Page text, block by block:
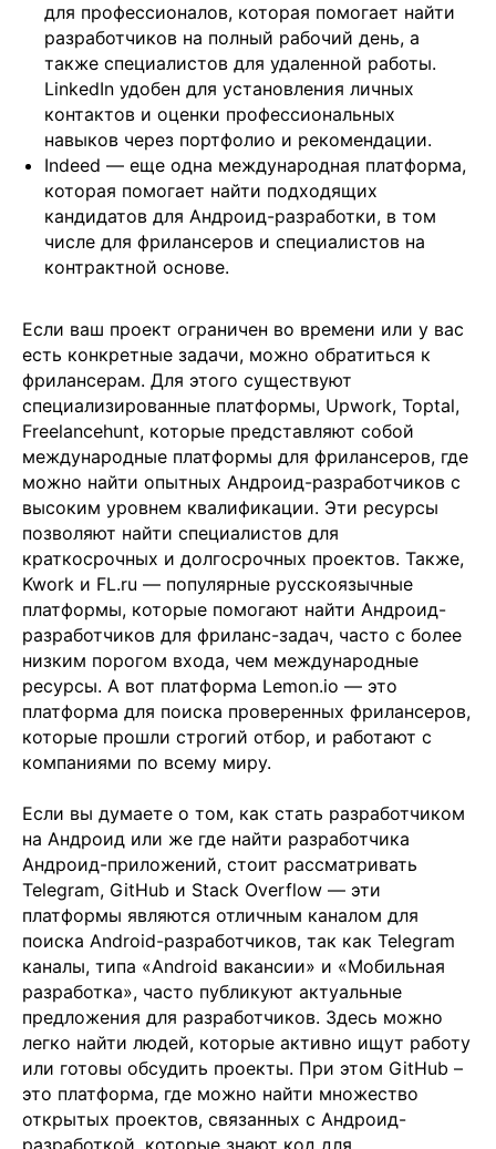
для профессионалов, которая помогает найти
разработчиков на полный рабочий день, а
также специалистов для удаленной работы.
LinkedIn удобен для установления личных
контактов и оценки профессиональных
навыков через портфолио и рекомендации.
Indeed — еще одна международная платформа,
которая помогает найти подходящих
кандидатов для Андроид-разработки, в том
числе для фрилансеров и специалистов на
контрактной основе.
Если ваш проект ограничен во времени или у вас
есть конкретные задачи, можно обратиться к
фрилансерам. Для этого существуют
специализированные платформы, Upwork, Toptal,
Freelancehunt, которые представляют собой
международные платформы для фрилансеров, где
можно найти опытных Андроид-разработчиков с
высоким уровнем квалификации. Эти ресурсы
позволяют найти специалистов для
краткосрочных и долгосрочных проектов. Также,
Kwork и FL.ru — популярные русскоязычные
платформы, которые помогают найти Андроид-
разработчиков для фриланс-задач, часто с более
низким порогом входа, чем международные
ресурсы. А вот платформа Lemon.io — это
платформа для поиска проверенных фрилансеров,
которые прошли строгий отбор, и работают с
компаниями по всему миру.
Если вы думаете о том, как стать разработчиком
на Андроид или же где найти разработчика
Андроид-приложений, стоит рассматривать
Telegram, GitHub и Stack Overflow — эти
платформы являются отличным каналом для
поиска Android-разработчиков, так как Telegram
каналы, типа «Android вакансии» и «Мобильная
разработка», часто публикуют актуальные
предложения для разработчиков. Здесь можно
легко найти людей, которые активно ищут работу
или готовы обсудить проекты. При этом GitHub –
это платформа, где можно найти множество
открытых проектов, связанных с Андроид-